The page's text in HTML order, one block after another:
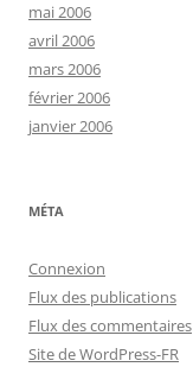
mai 2006
avril 2006
mars 2006
février 2006
janvier 2006
MÉTA
Connexion
Flux des publications
Flux des commentaires
Site de WordPress-FR